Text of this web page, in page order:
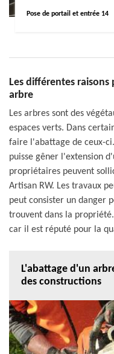
Pose de portail et entrée 14
Les différentes
arbre
Les arbres sont des
espaces verts. Dans
faire l'abattage de ceux-
puisse gêner l'extension
propriétaires peuvent
Artisan RW. Les travaux
peut consister un danger
trouvent dans la
car il est réputé pour la
L'abattage d'un
des constructions